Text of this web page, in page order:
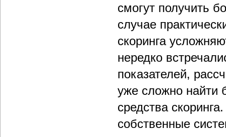
смогут получить
случае
скоринга
нередко
показателей,
уже сложно найти
средства
собственные